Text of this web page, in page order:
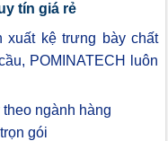
tín giá rẻ
xuất kệ trưng bày chất
POMINATECH luôn
ngành hàng
gói